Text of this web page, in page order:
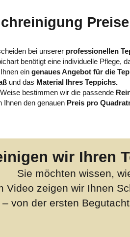
bei unserer professionellen
benötigt eine individuelle Pflege,
ein genaues Angebot für die
und das Material Ihres Teppichs.
bestimmen wir die passende
Ihnen den genauen Preis pro
wir Ihren
Sie möchten wissen,
Video zeigen wir Ihnen
von der ersten